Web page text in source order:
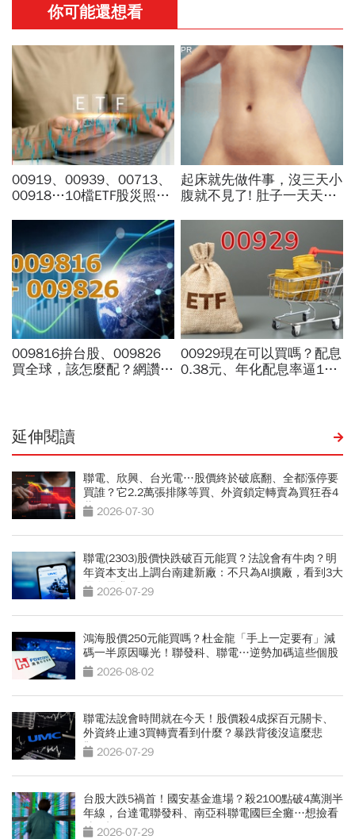
延伸閱讀
聯電、欣興、台光電…股價終於破底翻、全都漲停要
買誰？它2.2萬張排隊等買、外資鎖定轉賣為買狂吞4
萬張2026-07-30
聯電(2303)股價快跌破百元能買？法說會有牛肉？明
年資本支出上調台南建新廠：不只為AI擴廠，看到3大
潛在需求
2026-07-29
鴻海股價250元能買嗎？杜金龍「手上一定要有」減
碼一半原因曝光！聯發科、聯電…逆勢加碼這些個股
2026-08-02
聯電法說會時間就在今天！股價殺4成探百元關卡、
外資終止連3買轉賣看到什麼？暴跌背後沒這麼悲
觀？2026-07-29
台股大跌5禍首！國安基金進場？殺2100點破4萬測半
年線，台達電聯發科、南亞科聯電國巨全癱…想撿看
3訊號2026-07-29